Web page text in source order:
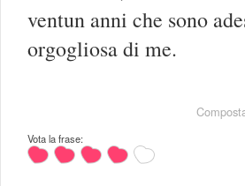
ventun anni che sono
orgogliosa di me.
Vota la frase: